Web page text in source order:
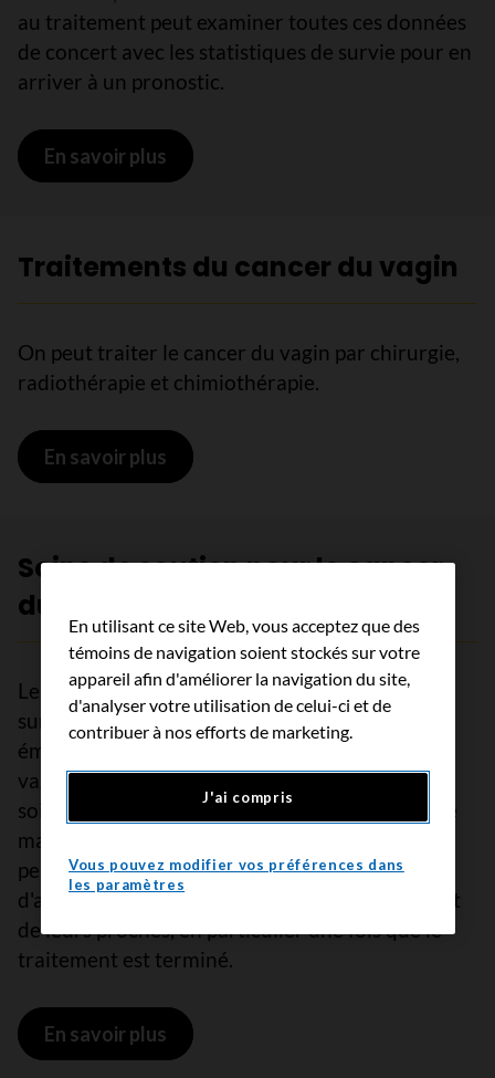
au traitement peut examiner toutes ces données
de concert avec les statistiques de survie pour en
arriver à un pronostic.
En savoir plus sur Pronostic et survie pour le
Traitements du cancer du vagin
On peut traiter le cancer du vagin par chirurgie,
radiothérapie et chimiothérapie.
En savoir plus sur Traitements du cancer du vagin
Soins de soutien pour le cancer
du vagin
Les soins de soutien permettent aux femmes de
surmonter les obstacles physiques, pratiques,
émotifs et spirituels engendrés par le cancer du
vagin. C'est une composante importante des
soins apportés aux personnes atteintes de cette
maladie. De nombreux programmes et services
permettent de répondre aux besoins et
d'améliorer la qualité de vie de ces personnes et
de leurs proches, en particulier une fois que le
traitement est terminé.
En savoir plus sur Soins de soutien pour le cancer
En utilisant ce site Web, vous acceptez que des
témoins de navigation soient stockés sur votre
appareil afin d'améliorer la navigation du site,
d'analyser votre utilisation de celui-ci et de
contribuer à nos efforts de marketing.
J'ai compris
Vous pouvez modifier vos préférences dans
les paramètres